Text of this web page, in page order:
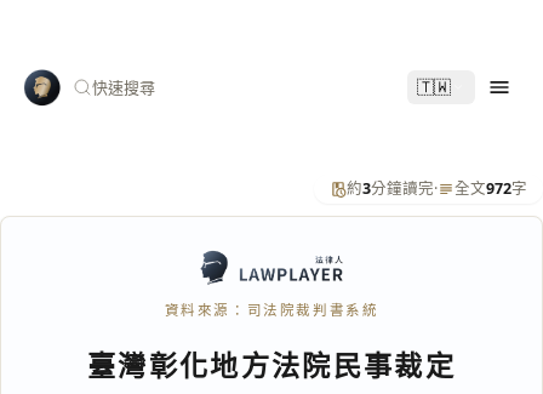
快速搜尋 🇹🇼
約3分鐘讀完· 全文972字
資料來源：司法院裁判書系統
臺灣彰化地方法院民事裁定